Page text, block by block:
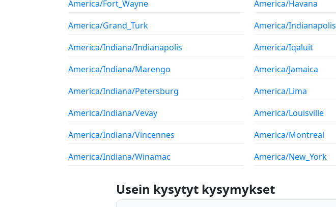
America/Fort_Wayne
America/Grand_Turk
America/Indiana/Indianapolis
America/Indiana/Marengo
America/Indiana/Petersburg
America/Indiana/Vevay
America/Indiana/Vincennes
America/Indiana/Winamac
America/Havana
America/Indianapolis
America/Iqaluit
America/Jamaica
America/Lima
America/Louisville
America/Montreal
America/New_York
Usein kysytyt kysymykset